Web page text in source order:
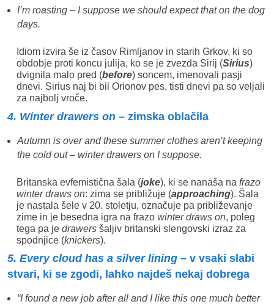
I’m roasting – I suppose we should expect that on the dog
days.
Idiom izvira še iz časov Rimljanov in starih Grkov, ki so
obdobje proti koncu julija, ko se je zvezda Sirij (Sirius)
dvignila malo pred (before) soncem, imenovali pasji
dnevi. Sirius naj bi bil Orionov pes, tisti dnevi pa so veljali
za najbolj vroče.
4. Winter drawers on – zimska oblačila
Autumn is over and these summer clothes aren’t keeping
the cold out – winter drawers on I suppose.
Britanska evfemistična šala (joke), ki se nanaša na frazo
winter draws on: zima se približuje (approaching). Šala
je nastala šele v 20. stoletju, označuje pa približevanje
zime in je besedna igra na frazo winter draws on, poleg
tega pa je drawers šaljiv britanski slengovski izraz za
spodnjice (knickers).
5. Every cloud has a silver lining – v vsaki slabi
stvari, ki se zgodi, lahko najdeš nekaj dobrega
“I found a new job after all and I like this one much better